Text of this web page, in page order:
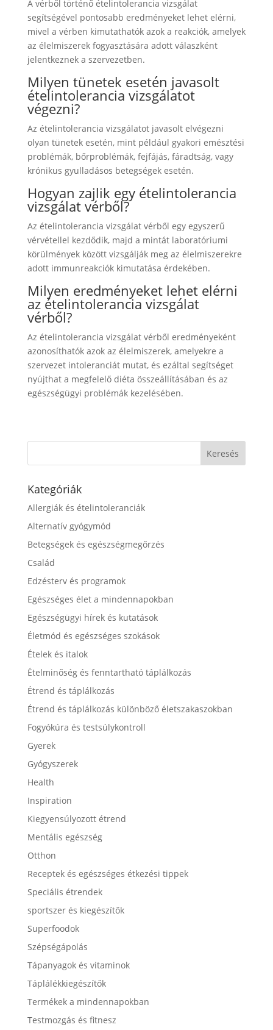
A vérből történő ételintolerancia vizsgálat
segítségével pontosabb eredményeket lehet elérni,
mivel a vérben kimutathatók azok a reakciók, amelyek
az élelmiszerek fogyasztására adott válaszként
jelentkeznek a szervezetben.
Milyen tünetek esetén javasolt
ételintolerancia vizsgálatot
végezni?
Az ételintolerancia vizsgálatot javasolt elvégezni
olyan tünetek esetén, mint például gyakori emésztési
problémák, bőrproblémák, fejfájás, fáradtság, vagy
krónikus gyulladásos betegségek esetén.
Hogyan zajlik egy ételintolerancia
vizsgálat vérből?
Az ételintolerancia vizsgálat vérből egy egyszerű
vérvétellel kezdődik, majd a mintát laboratóriumi
körülmények között vizsgálják meg az élelmiszerekre
adott immunreakciók kimutatása érdekében.
Milyen eredményeket lehet elérni
az ételintolerancia vizsgálat
vérből?
Az ételintolerancia vizsgálat vérből eredményeként
azonosíthatók azok az élelmiszerek, amelyekre a
szervezet intoleranciát mutat, és ezáltal segítséget
nyújthat a megfelelő diéta összeállításában és az
egészségügyi problémák kezelésében.
Kategóriák
Allergiák és ételintoleranciák
Alternatív gyógymód
Betegségek és egészségmegőrzés
Család
Edzésterv és programok
Egészséges élet a mindennapokban
Egészségügyi hírek és kutatások
Életmód és egészséges szokások
Ételek és italok
Ételminőség és fenntartható táplálkozás
Étrend és táplálkozás
Étrend és táplálkozás különböző életszakaszokban
Fogyókúra és testsúlykontroll
Gyerek
Gyógyszerek
Health
Inspiration
Kiegyensúlyozott étrend
Mentális egészség
Otthon
Receptek és egészséges étkezési tippek
Speciális étrendek
sportszer és kiegészítők
Superfoodok
Szépségápolás
Tápanyagok és vitaminok
Táplálékkiegészítők
Termékek a mindennapokban
Testmozgás és fitnesz